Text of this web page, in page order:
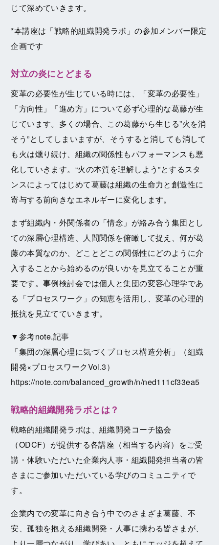
じて深めていきます。
*本講座は「戦略的組織開発ラボ」の参加メンバー限定
企画です
対立の炎にとどまる
変革の必要性が生じている時には、「変革の必要性」
「方向性」「進め方」について必ず心理的な葛藤が生
じています。多くの場合、この葛藤から生じる”火を消
そう”としてしまいますが、そうすると消しても消して
も火は燻り続け、組織の関係性もパフォーマンスも悪
化していきます。“火の本質を理解しよう”とするスタ
ンスによってはじめて葛藤は組織の生命力と創造性に
寄与する前向きなエネルギーに変化します。
まず組織内・外関係者の「情念」が絡み合う集団とし
ての深層心理構造、人間関係を俯瞰して捉え、何が葛
藤の本質なのか、どことどこの関係性にどのように介
入することから始めるのが良いかを見立てることが重
要です。事例検討会では個人と集団の変容心理学であ
る「プロセスワーク」の知恵を活用し、変革の心理的
抵抗を見立てていきます。
▼参考note.記事
「集団の深層心理に気づくプロセス構造分析」（組織
開発×プロセスワークVol.3）
https://note.com/balanced_growth/n/ned111cf33ea5
戦略的組織開発ラボとは？
戦略的組織開発ラボは、組織開発コーチ協会
（ODCF）が提供する各講座（相当する内容）をご受
講・体験いただいた企業内人事・組織開発担当者の皆
さまにご参加いただいている学びのコミュニティで
す。
企業内での変革に向き合う中でのさまざま葛藤、不
安、孤独を抱える組織開発・人事に携わる皆さまが、